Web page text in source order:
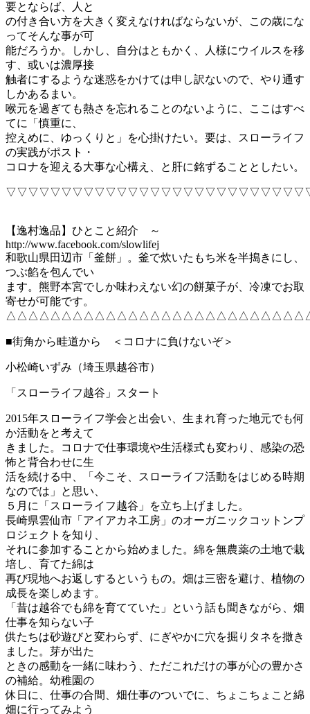
要とならば、人と
の付き合い方を大きく変えなければならないが、この歳にな
ってそんな事が可
能だろうか。しかし、自分はともかく、人様にウイルスを移
す、或いは濃厚接
触者にするような迷惑をかけては申し訳ないので、やり通す
しかあるまい。
喉元を過ぎても熱さを忘れることのないように、ここはすべ
てに「慎重に、
控えめに、ゆっくりと」を心掛けたい。要は、スローライフ
の実践がポスト・
コロナを迎える大事な心構え、と肝に銘ずることとしたい。
【逸村逸品】ひとこと紹介 ～
http://www.facebook.com/slowlifej
和歌山県田辺市「釜餅」。釜で炊いたもち米を半搗きにし、
つぶ餡を包んでい
ます。熊野本宮でしか味わえない幻の餅菓子が、冷凍でお取
寄せが可能です。
■街角から畦道から ＜コロナに負けないぞ＞
小松崎いずみ（埼玉県越谷市）
「スローライフ越谷」スタート
2015年スローライフ学会と出会い、生まれ育った地元でも何
か活動をと考えて
きました。コロナで仕事環境や生活様式も変わり、感染の恐
怖と背合わせに生
活を続ける中、「今こそ、スローライフ活動をはじめる時期
なのでは」と思い、
５月に「スローライフ越谷」を立ち上げました。
長崎県雲仙市「アイアカネ工房」のオーガニックコットンプ
ロジェクトを知り、
それに参加することから始めました。綿を無農薬の土地で栽
培し、育てた綿は
再び現地へお返しするというもの。畑は三密を避け、植物の
成長を楽しめます。
「昔は越谷でも綿を育てていた」という話も聞きながら、畑
仕事を知らない子
供たちは砂遊びと変わらず、にぎやかに穴を掘りタネを撒き
ました。芽が出た
ときの感動を一緒に味わう、ただこれだけの事が心の豊かさ
の補給。幼稚園の
休日に、仕事の合間、畑仕事のついでに、ちょこちょこと綿
畑に行ってみよう